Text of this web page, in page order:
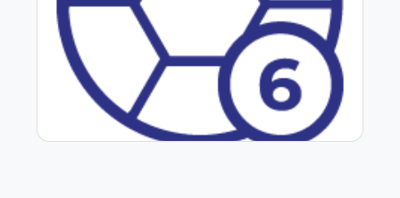
Fútbol 6